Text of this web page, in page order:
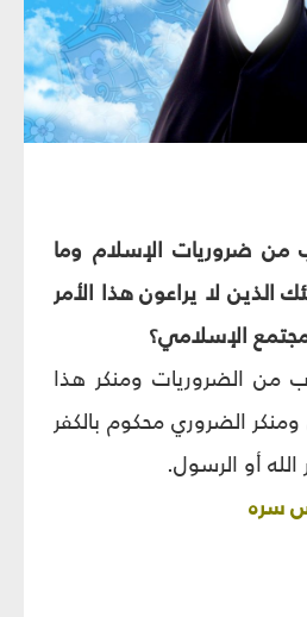
ضروريات الإسلام وما
الذين لا يراعون هذا الأمر
الإسلامي؟
من الضروريات ومنكر هذا
الضروري محكوم بالكفر
الله أو الرسول.
سره